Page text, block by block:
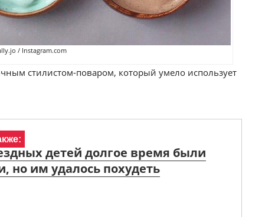
/ Instagram.com
стилистом-поваром, который умело использует
детей долгое время были
но им удалось похудеть